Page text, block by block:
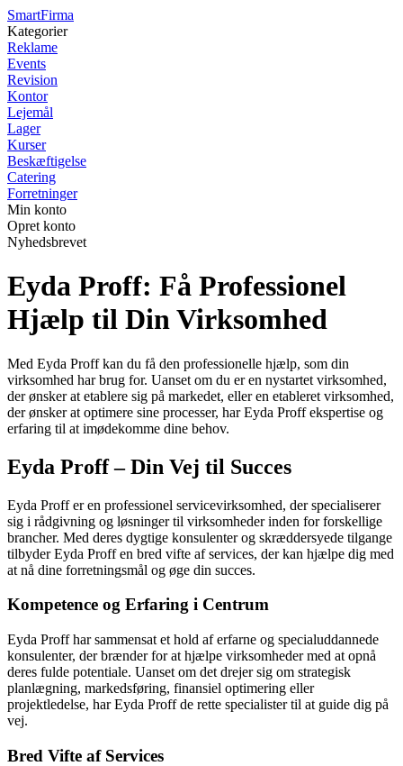
SmartFirma
Kategorier
Reklame
Events
Revision
Kontor
Lejemål
Lager
Kurser
Beskæftigelse
Catering
Forretninger
Min konto
Opret konto
Nyhedsbrevet
Eyda Proff: Få Professionel
Hjælp til Din Virksomhed
Med Eyda Proff kan du få den professionelle hjælp, som din
virksomhed har brug for. Uanset om du er en nystartet virksomhed,
der ønsker at etablere sig på markedet, eller en etableret virksomhed,
der ønsker at optimere sine processer, har Eyda Proff ekspertise og
erfaring til at imødekomme dine behov.
Eyda Proff – Din Vej til Succes
Eyda Proff er en professionel servicevirksomhed, der specialiserer
sig i rådgivning og løsninger til virksomheder inden for forskellige
brancher. Med deres dygtige konsulenter og skræddersyede tilgange
tilbyder Eyda Proff en bred vifte af services, der kan hjælpe dig med
at nå dine forretningsmål og øge din succes.
Kompetence og Erfaring i Centrum
Eyda Proff har sammensat et hold af erfarne og specialuddannede
konsulenter, der brænder for at hjælpe virksomheder med at opnå
deres fulde potentiale. Uanset om det drejer sig om strategisk
planlægning, markedsføring, finansiel optimering eller
projektledelse, har Eyda Proff de rette specialister til at guide dig på
vej.
Bred Vifte af Services